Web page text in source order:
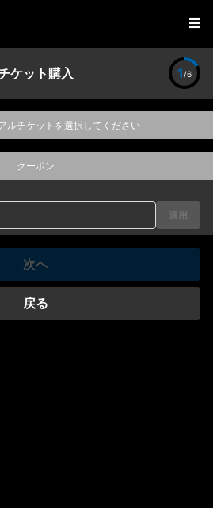
ケット購入 1 /6
ルチケットを選択してください
クーポン
適用
次へ
戻る